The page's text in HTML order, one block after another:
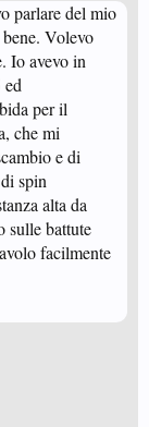
parlare del mio
Volevo
Io avevo in
per il
che mi
e di
spin
alta da
sulle battute
facilmente